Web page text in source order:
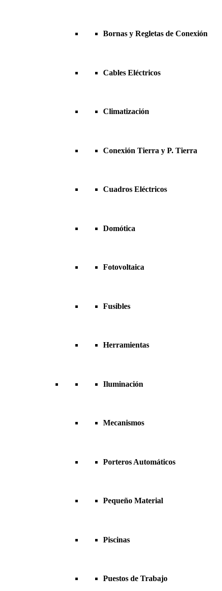
Bornas y Regletas de Conexión
Cables Eléctricos
Climatización
Conexión Tierra y P. Tierra
Cuadros Eléctricos
Domótica
Fotovoltaica
Fusibles
Herramientas
Iluminación
Mecanismos
Porteros Automáticos
Pequeño Material
Piscinas
Puestos de Trabajo